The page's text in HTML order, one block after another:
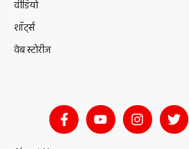
वीडियो
शॉर्ट्स
वेब स्टोरीज